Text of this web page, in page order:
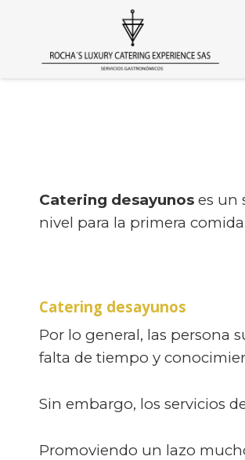
Catering desayunos es un
nivel para la primera
Catering desayunos
Por lo general, las persona
falta de tiempo y
Sin embargo, los servicios
Promoviendo un lazo